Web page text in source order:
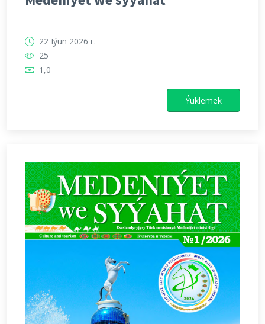
22 Iýun 2026 г.
25
1,0
Ýüklemek